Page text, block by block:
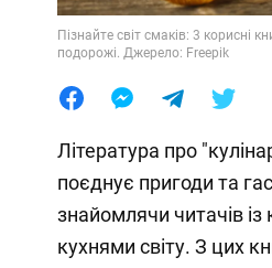
Пізнайте світ смаків: 3 корисні
подорожі. Джерело: Freepik
Література про
поєднує пригоди та
знайомлячи читачів із
кухнями світу. З цих